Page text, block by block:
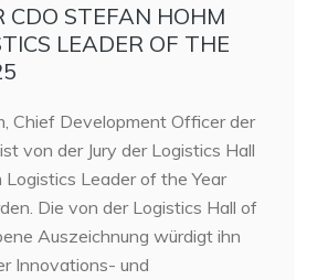
CDO STEFAN HOHM
LEADER OF THE
Chief Development Officer der
von der Jury der Logistics Hall
Logistics Leader of the Year
Die von der Logistics Hall of
Auszeichnung würdigt ihn
Innovations- und